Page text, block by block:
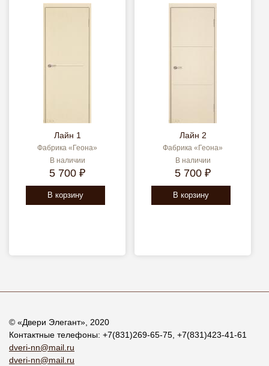
Лайн 1
Фабрика «Геона»
В наличии
5 700 ₽
В корзину
Лайн 2
Фабрика «Геона»
В наличии
5 700 ₽
В корзину
© «Двери Элегант», 2020
Контактные телефоны: +7(831)269-65-75 +7(831)423-41-61
dveri-nn@mail.ru
dveri-nn@mail.ru